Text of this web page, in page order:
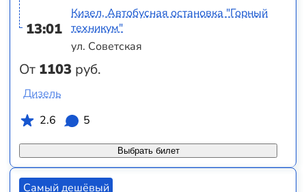
13:01
От 1103 руб.
Кизел, Автобусная остановка "Горный
техникум"
ул. Советская
Выбрать билет
Дизель
2.6
5
Самый дешёвый